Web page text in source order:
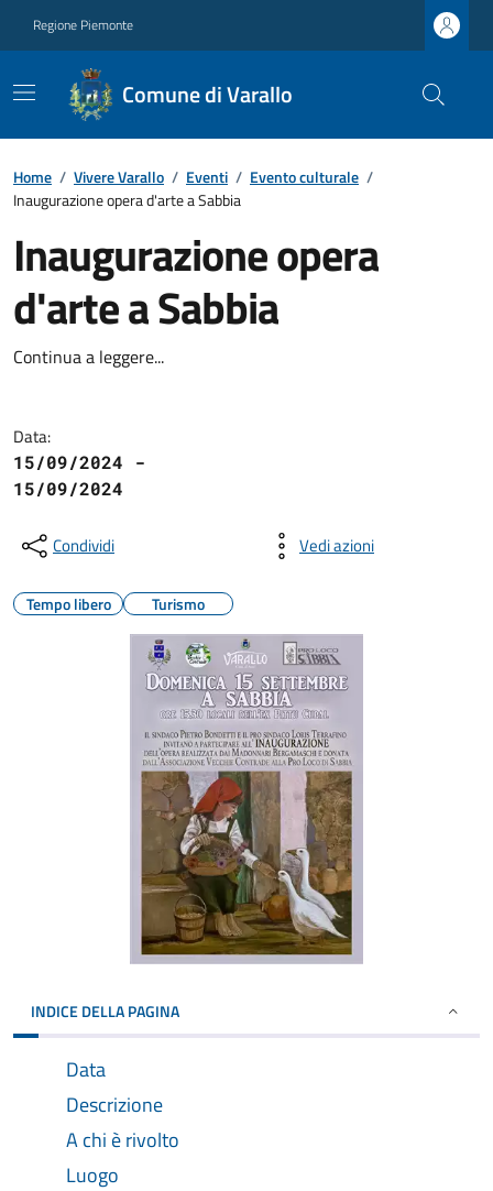
Regione Piemonte
Comune di Varallo
Home / Vivere Varallo / Eventi / Evento culturale /
Inaugurazione opera d'arte a Sabbia
Inaugurazione opera
d'arte a Sabbia
Continua a leggere...
Data:
15/09/2024 -
15/09/2024
Condividi Vedi azioni
Tempo libero Turismo
INDICE DELLA PAGINA
Data
Descrizione
A chi è rivolto
Luogo